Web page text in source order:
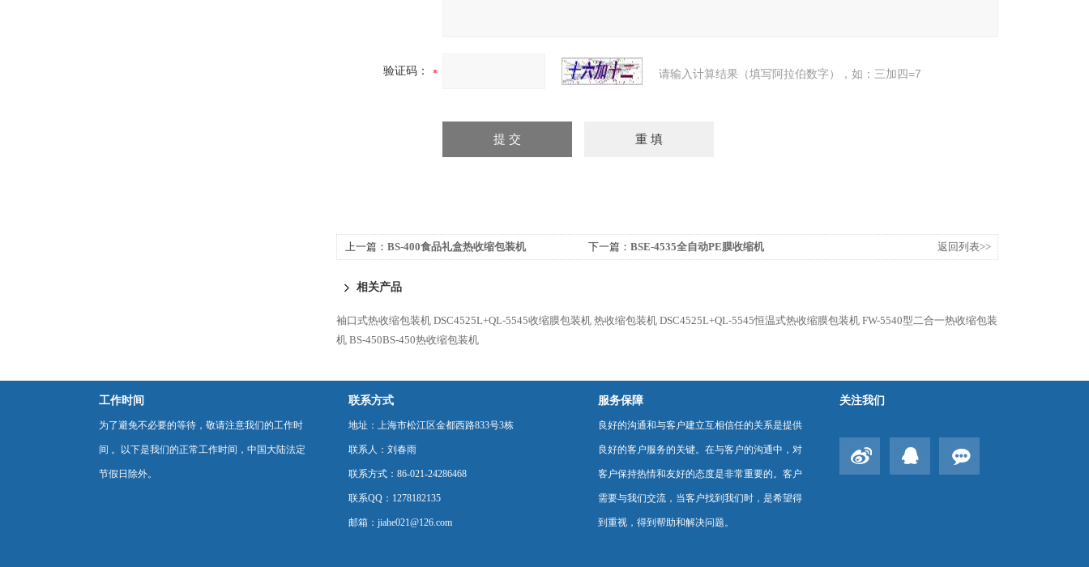
验证码： 请输入计算结果（填写阿拉伯数字），如：三加四=7
上一篇： BS-400食品礼盒热收缩包装机 下一篇： BSE-4535全自动PE膜收缩机 返回列表>>
相关产品
袖口式热收缩包装机 DSC4525L+QL-5545收缩膜包装机 热收缩包装机 DSC4525L+QL-5545恒温式热收缩膜包装机 FW-5540型二合一热收缩包装
机 BS-450BS-450热收缩包装机
工作时间
为了避免不必要的等待，敬请注意我们的工作时
间 。以下是我们的正常工作时间，中国大陆法定
节假日除外。
联系方式
地址：上海市松江区金都西路833号3栋
联系人：刘春雨
联系方式：86-021-24286468
联系QQ：1278182135
邮箱：jiahe021@126.com
服务保障
良好的沟通和与客户建立互相信任的关系是提供
良好的客户服务的关键。在与客户的沟通中，对
客户保持热情和友好的态度是非常重要的。客户
需要与我们交流，当客户找到我们时，是希望得
到重视，得到帮助和解决问题。
关注我们